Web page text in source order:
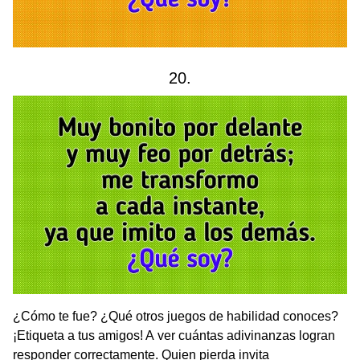
20.
¿Cómo te fue? ¿Qué otros juegos de habilidad conoces?
¡Etiqueta a tus amigos! A ver cuántas adivinanzas logran
responder correctamente. Quien pierda invita